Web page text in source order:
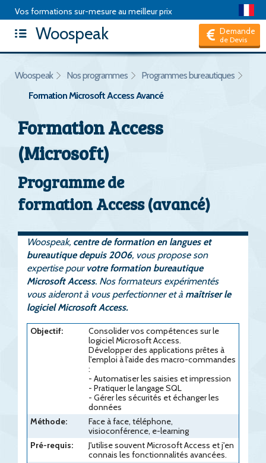
Vos formations sur-mesure au meilleur prix
Articles | Package de formation
|
Hors CPF, je suis un Particulier
Woospeak Demande
de Devis
Woospeak Nos programmes
Programmes bureautiques
Formation Microsoft Access Avancé
Formation Access
(Microsoft)
Programme de
formation Access (avancé)
Woospeak, centre de formation en langues et
bureautique depuis 2006, vous propose son
expertise pour votre formation bureautique
Microsoft Access. Nos formateurs expérimentés
vous aideront à vous perfectionner et à maîtriser le
logiciel Microsoft Access.
Objectif:
Consolider vos compétences sur le
logiciel Microsoft Access.
Développer des applications prêtes à
l'emploi à l'aide des macro-commandes
:
- Automatiser les saisies et impression
- Pratiquer le langage SQL
- Gérer les sécurités et échanger les
données
Méthode:
Face à face, téléphone,
visioconférence, e-learning
Pré-requis:
J'utilise souvent Microsoft Access et j'en
connais les fonctionnalités avancées.